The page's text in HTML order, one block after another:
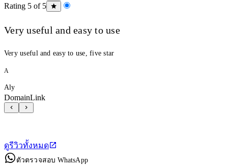
Rating 5 of 5
Very useful and easy to use
Very useful and easy to use, five star
A
Aly
DomainLink
ดูรีวิวทั้งหมด
ตัวตรวจสอบ WhatsApp